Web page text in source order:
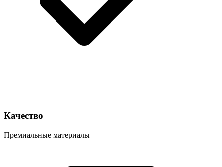
Качество
Премиальные материалы